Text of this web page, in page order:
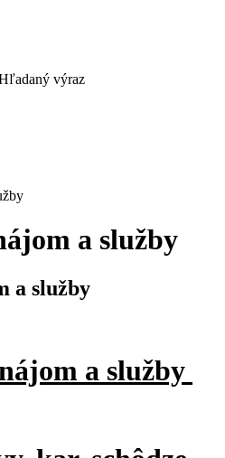
výraz
a služby
a služby
a služby